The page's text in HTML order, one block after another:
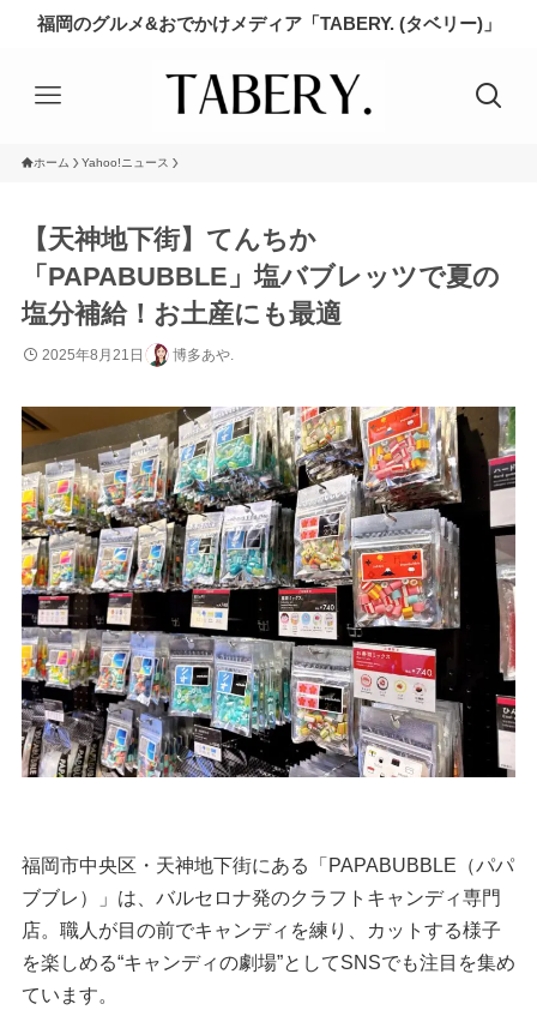
福岡のグルメ&おでかけメディア「TABERY. (タベリー)」
ホーム Yahoo!ニュース
【天神地下街】てんちか
「PAPABUBBLE」塩バブレッツで夏の
塩分補給！お土産にも最適
2025年8月21日 博多あや.
福岡市中央区・天神地下街にある「PAPABUBBLE（パパ
ブブレ）」は、バルセロナ発のクラフトキャンディ専門
店。職人が目の前でキャンディを練り、カットする様子
を楽しめる“キャンディの劇場”としてSNSでも注目を集め
ています。